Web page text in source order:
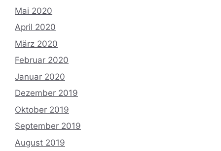
Mai 2020
April 2020
März 2020
Februar 2020
Januar 2020
Dezember 2019
Oktober 2019
September 2019
August 2019